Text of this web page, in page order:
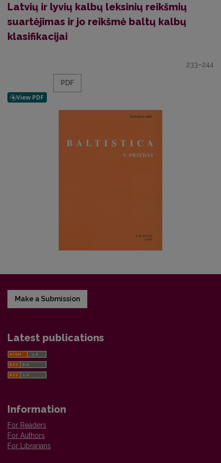
Latvių ir lyvių kalbų leksinių reikšmių
suartėjimas ir jo reikšmė baltų kalbų
klasifikacijai
233–244
PDF
Make a Submission
Latest publications
Information
For Readers
For Authors
For Librarians